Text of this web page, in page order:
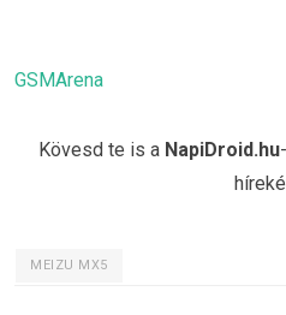
GSMArena
Kövesd te is a NapiDroid.hu
MEIZU MX5